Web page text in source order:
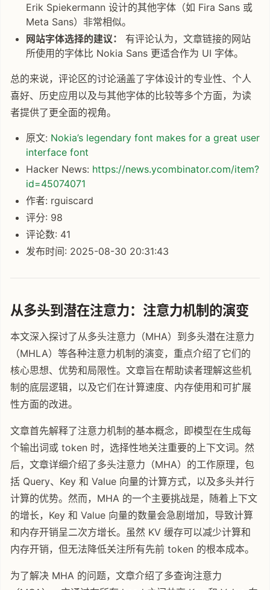
Erik Spiekermann 设计的其他字体（如 Fira Sans 或
Meta Sans）非常相似。
网站字体选择的建议：
有评论认为，文章链接的网站
所使用的字体比 Nokia Sans 更适合作为 UI 字体。
总的来说，评论区的讨论涵盖了字体设计的专业性、个人
喜好、历史应用以及与其他字体的比较等多个方面，为读
者提供了更全面的视角。
原文: Nokia’s legendary font makes for a great user
interface font
Hacker News: https://news.ycombinator.com/item?
id=45074071
作者: rguiscard
评分: 98
评论数: 41
发布时间: 2025-08-30 20:31:43
从多头到潜在注意力：注意力机制的演变
本文深入探讨了从多头注意力（MHA）到多头潜在注意力
（MHLA）等各种注意力机制的演变，重点介绍了它们的
核心思想、优势和局限性。文章旨在帮助读者理解这些机
制的底层逻辑，以及它们在计算速度、内存使用和可扩展
性方面的改进。
文章首先解释了注意力机制的基本概念，即模型在生成每
个输出词或 token 时，选择性地关注重要的上下文词。然
后，文章详细介绍了多头注意力（MHA）的工作原理，包
括 Query、Key 和 Value 向量的计算方式，以及多头并行
计算的优势。然而，MHA 的一个主要挑战是，随着上下文
的增长，Key 和 Value 向量的数量会急剧增加，导致计算
和内存开销呈二次方增长。虽然 KV 缓存可以减少计算和
内存开销，但无法降低关注所有先前 token 的根本成本。
为了解决 MHA 的问题，文章介绍了多查询注意力